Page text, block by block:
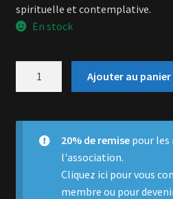
spirituelle et contemplative.
En stock
Ray
Ajouter au panier
20% de remisepour les
l'association.
Cliquez ici pour vous
membre ou pour